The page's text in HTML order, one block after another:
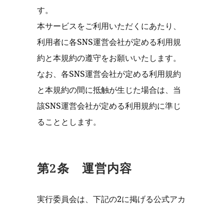
す。
本サービスをご利用いただくにあたり、
利用者に各SNS運営会社が定める利用規
約と本規約の遵守をお願いいたします。
なお、各SNS運営会社が定める利用規約
と本規約の間に抵触が生じた場合は、当
該SNS運営会社が定める利用規約に準じ
ることとします。
第2条 運営内容
実行委員会は、下記の2に掲げる公式アカ